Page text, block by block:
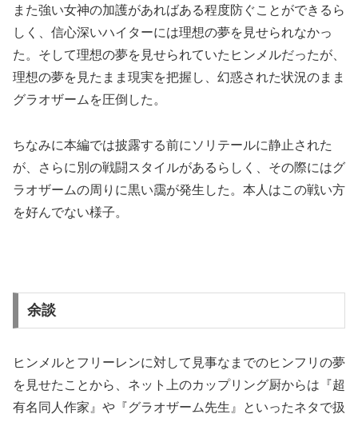
また強い女神の加護があればある程度防ぐことができるら
しく、信心深いハイターには理想の夢を見せられなかっ
た。そして理想の夢を見せられていたヒンメルだったが、
理想の夢を見たまま現実を把握し、幻惑された状況のまま
グラオザームを圧倒した。
ちなみに本編では披露する前にソリテールに静止された
が、さらに別の戦闘スタイルがあるらしく、その際にはグ
ラオザームの周りに黒い靄が発生した。本人はこの戦い方
を好んでない様子。
余談
ヒンメルとフリーレンに対して見事なまでのヒンフリの夢
を見せたことから、ネット上のカップリング厨からは『超
有名同人作家』や『グラオザーム先生』といったネタで扱